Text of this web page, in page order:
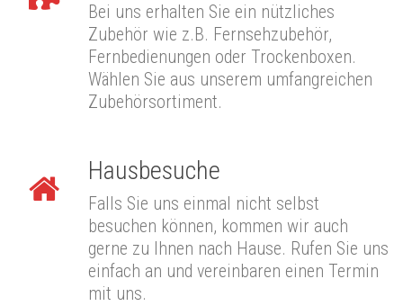
Bei uns erhalten Sie ein nützliches
Zubehör wie z.B. Fernsehzubehör,
Fernbedienungen oder Trockenboxen.
Wählen Sie aus unserem umfangreichen
Zubehörsortiment.
Hausbesuche
Falls Sie uns einmal nicht selbst
besuchen können, kommen wir auch
gerne zu Ihnen nach Hause. Rufen Sie uns
einfach an und vereinbaren einen Termin
mit uns.